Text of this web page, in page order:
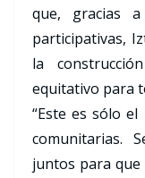
que, gracias
participativas,
la
equitativo para
“Este es sólo
comunitarias.
juntos para